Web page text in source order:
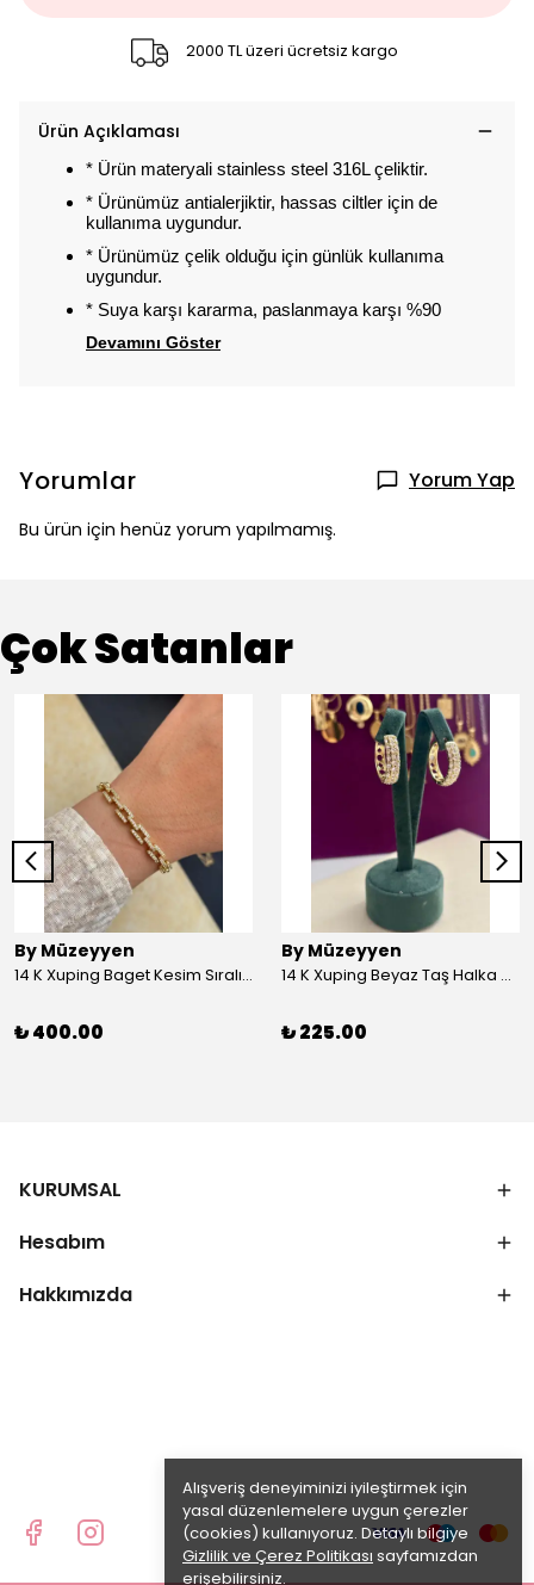
Alışveriş deneyiminizi iyileştirmek için
yasal düzenlemelere uygun çerezler
(cookies) kullanıyoruz. Detaylı bilgiye
Gizlilik ve Çerez Politikası sayfamızdan
erişebilirsiniz.
2000 TL üzeri ücretsiz kargo
Ürün Açıklaması
* Ürün materyali stainless steel 316L çeliktir.
* Ürünümüz antialerjiktir, hassas ciltler için de
kullanıma uygundur.
* Ürünümüz çelik olduğu için günlük kullanıma
uygundur.
* Suya karşı kararma, paslanmaya karşı %90
Devamını Göster
Yorumlar Yorum Yap
Bu ürün için henüz yorum yapılmamış.
Çok Satanlar
By Müzeyyen
14 K Xuping Baget Kesim Sıralı Bileklik
₺ 400.00
By Müzeyyen
14 K Xuping Beyaz Taş Halka Küpe
₺ 225.00
KURUMSAL
Hesabım
Hakkımızda